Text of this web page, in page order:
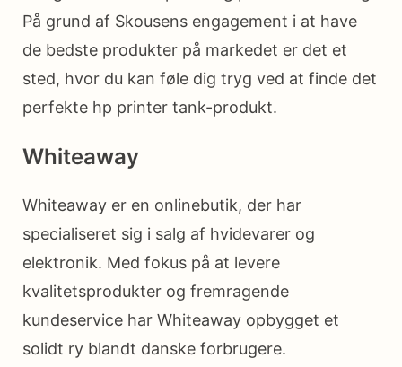
På grund af Skousens engagement i at have
de bedste produkter på markedet er det et
sted, hvor du kan føle dig tryg ved at finde det
perfekte hp printer tank-produkt.
Whiteaway
Whiteaway er en onlinebutik, der har
specialiseret sig i salg af hvidevarer og
elektronik. Med fokus på at levere
kvalitetsprodukter og fremragende
kundeservice har Whiteaway opbygget et
solidt ry blandt danske forbrugere.